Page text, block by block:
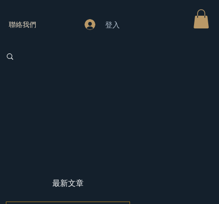
聯絡我們 登入
最新文章